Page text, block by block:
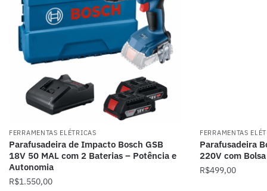
FERRAMENTAS ELÉTRICAS
Parafusadeira de Impacto Bosch GSB
18V 50 MAL com 2 Baterias – Potência e
Autonomia
R$1.550,00
FERRAMENTAS
Parafusadeira
220V com
R$499,00